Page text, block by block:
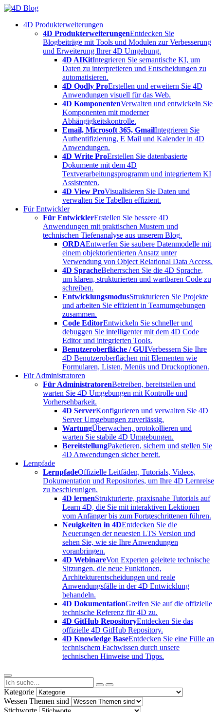
Skip
content4D Produkterweiterungen
4D ProdukterweiterungenEntdecken Sie
Blogbeiträge mit Tools und Modulen zur Verbesserung
und Erweiterung Ihrer 4D Umgebung.
4D AIKitIntegrieren Sie semantische KI, um
Daten zu interpretieren und Entscheidungen zu
automatisieren.
4D Qodly ProErstellen und erweitern Sie 4D
Anwendungen visuell für das Web.
4D KomponentenVerwalten und entwickeln Sie
Komponenten mit moderner
Abhängigkeitskontrolle.
Email, Microsoft 365, GmailIntegrieren Sie
Authentifizierung, E Mail und Kalender in 4D
Anwendungen.
4D Write ProErstellen Sie datenbasierte
Dokumente mit dem 4D
Textverarbeitungsprogramm und integriertem KI
Assistenten.
4D View ProVisualisieren Sie Daten und
verwalten Sie Tabellen effizient.
Für Entwickler
Für EntwicklerErstellen Sie bessere 4D
Anwendungen mit praktischen Mustern und
technischen Tiefenanalyse aus unserem Blog.
ORDAEntwerfen Sie saubere Datenmodelle mit
einem objektorientierten Ansatz unter
Verwendung von Object Relational Data Access.
4D SpracheBeherrschen Sie die 4D Sprache,
um klaren, strukturierten und wartbaren Code zu
schreiben.
EntwicklungsmodusStrukturieren Sie Projekte
und arbeiten Sie effizient in Teamumgebungen
zusammen.
Code EditorEntwickeln Sie schneller und
debuggen Sie intelligenter mit dem 4D Code
Editor und integrierten Tools.
Benutzeroberfläche / GUIVerbessern Sie Ihre
4D Benutzeroberflächen mit Elementen wie
Formularen, Listen, Menüs und Druckoptionen.
Für Administratoren
Für AdministratorenBetreiben, bereitstellen und
warten Sie 4D Umgebungen mit Kontrolle und
Vorhersehbarkeit.
4D ServerKonfigurieren und verwalten Sie 4D
Server Umgebungen zuverlässig.
WartungÜberwachen, protokollieren und
warten Sie stabile 4D Umgebungen.
BereitstellungPaketieren, sichern und stellen Sie
4D Anwendungen sicher bereit.
Lernpfade
LernpfadeOffizielle Leitfäden, Tutorials, Videos,
Dokumentation und Repositories, um Ihre 4D Lernreise
zu beschleunigen.
4D lernenStrukturierte, praxisnahe Tutorials auf
Learn 4D, die Sie mit interaktiven Lektionen
vom Anfänger bis zum Fortgeschrittenen führen.
Neuigkeiten in 4DEntdecken Sie die
Neuerungen der neuesten LTS Version und
sehen Sie, wie sie Ihre Anwendungen
voranbringen.
4D WebinareVon Experten geleitete technische
Sitzungen, die neue Funktionen,
Architekturentscheidungen und reale
Anwendungsfälle in der 4D Entwicklung
behandeln.
4D DokumentationGreifen Sie auf die offizielle
technische Referenz für 4D zu.
4D GitHub RepositoryEntdecken Sie das
offizielle 4D GitHub Repository.
4D Knowledge BaseEntdecken Sie eine Fülle an
technischem Fachwissen durch unsere
technischen Hinweise und Tipps.
Kategorie
Wessen Themen sind
Stichworte